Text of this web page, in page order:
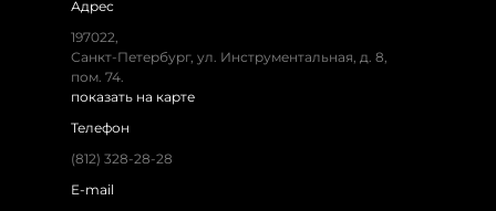
Адрес
197022,
Санкт-Петербург, ул. Инструментальная, д. 8,
пом. 74.
показать на карте
Телефон
(812) 328-28-28
E-mail